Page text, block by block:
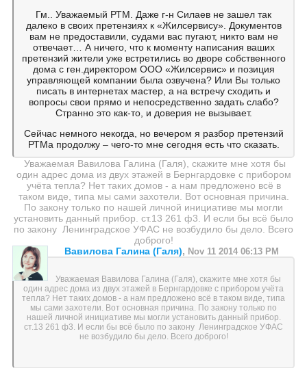
Гм.. Уважаемый РТМ. Даже г-н Силаев не зашел так
далеко в своих претензиях к «Жилсервису». Документов
вам не предоставили, судами вас пугают, никто вам не
отвечает… А ничего, что к моменту написания ваших
претензий жители уже встретились во дворе собственного
дома с ген.директором ООО «Жилсервис» и позиция
управляющей компании была озвучена? Или Вы только
писать в интернетах мастер, а на встречу сходить и
вопросы свои прямо и непосредственно задать слабо?
Странно это как-то, и доверия не вызывает.
Сейчас немного некогда, но вечером я разбор претензий
РТМа продолжу – чего-то мне сегодня есть что сказать.
Уважаемая Вавилова Галина (Галя), скажите мне хотя бы
один адрес дома из двух этажей в Бернгардовке с прибором
учёта тепла? Нет таких домов - а нам предложено всё в
таком виде, типа мы сами захотели. Вот основная причина.
По закону только по нашей личной инициативе мы могли
установить данный прибор. ст.13 261 ф3. И если бы всё было
по закону Ленинградское УФАС не возбудило бы дело. Всего
доброго!
Вавилова Галина (Галя), Nov 11 2014 06:13 PM
Уважаемая Вавилова Галина (Галя), скажите мне хотя бы
один адрес дома из двух этажей в Бернгардовке с прибором учёта
тепла? Нет таких домов - а нам предложено всё в таком виде, типа
мы сами захотели. Вот основная причина. По закону только по
нашей личной инициативе мы могли установить данный прибор.
ст.13 261 ф3. И если бы всё было по закону Ленинградское УФАС
не возбудило бы дело. Всего доброго!